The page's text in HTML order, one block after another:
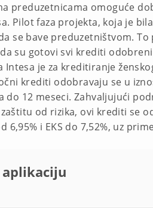
preduzetnicama omoguće
Pilot faza projekta, koja je
se bave preduzetništvom.
su gotovi svi krediti
Intesa je za kreditiranje
krediti odobravaju se u
12 meseci. Zahvaljujući
od rizika, ovi krediti se
i EKS do 7,52%, uz
aplikaciju